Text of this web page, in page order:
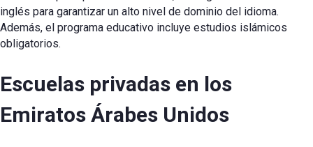
inglés para garantizar un alto nivel de dominio del idioma.
Además, el programa educativo incluye estudios islámicos
obligatorios.
Escuelas privadas en los
Emiratos Árabes Unidos